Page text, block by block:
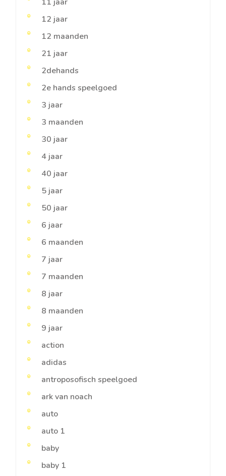
12 jaar
12 maanden
21 jaar
2dehands
2e hands speelgoed
3 jaar
3 maanden
30 jaar
4 jaar
40 jaar
5 jaar
50 jaar
6 jaar
6 maanden
7 jaar
7 maanden
8 jaar
8 maanden
9 jaar
action
adidas
antroposofisch speelgoed
ark van noach
auto
auto 1
baby
baby 1